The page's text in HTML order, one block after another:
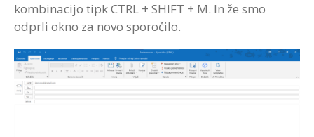
kombinacijo tipk CTRL + SHIFT + M. In že smo
odprli okno za novo sporočilo.